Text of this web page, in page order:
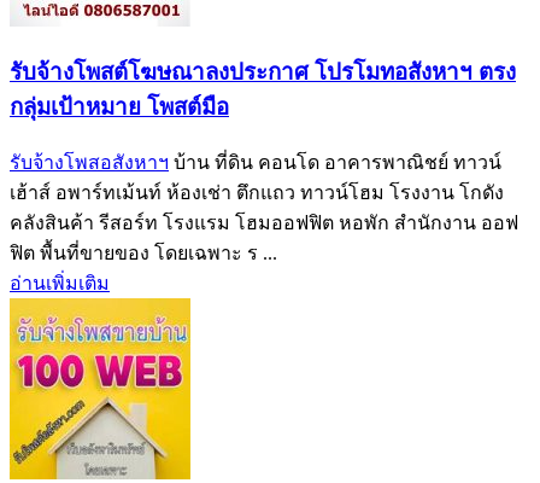
รับจ้างโพสต์โฆษณาลงประกาศ โปรโมทอสังหาฯ ตรง
กลุ่มเป้าหมาย โพสต์มือ
รับจ้างโพสอสังหาฯ บ้าน ที่ดิน คอนโด อาคารพาณิชย์ ทาวน์
เฮ้าส์ อพาร์ทเม้นท์ ห้องเช่า ตึกแถว ทาวน์โฮม โรงงาน โกดัง
คลังสินค้า รีสอร์ท โรงแรม โฮมออฟฟิต หอพัก สำนักงาน ออฟ
ฟิต พื้นที่ขายของ โดยเฉพาะ ร ...
อ่านเพิ่มเติม